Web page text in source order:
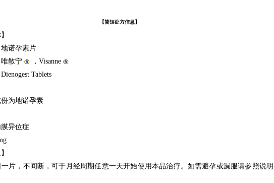
【简短处方信息】
诺孕素片
散宁
，Visanne
Tablets
为地诺孕素
异位症
一片，不间断，可于月经周期任意一天开始使用本品治疗。如需避孕或漏服请参照说明